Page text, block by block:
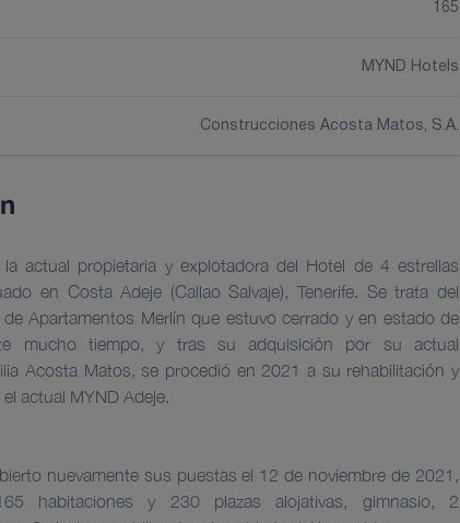
165
MYND Hotels
Construcciones Acosta Matos, S.A.
actual propietaria y explotadora del Hotel de 4 estrellas
en Costa Adeje (Callao Salvaje), Tenerife. Se trata del
Apartamentos Merlín que estuvo cerrado y en estado de
mucho tiempo, y tras su adquisición por su actual
Acosta Matos, se procedió en 2021 a su rehabilitación y
actual MYND Adeje.
nuevamente sus puestas el 12 de noviembre de 2021,
habitaciones y 230 plazas alojativas, gimnasio, 2